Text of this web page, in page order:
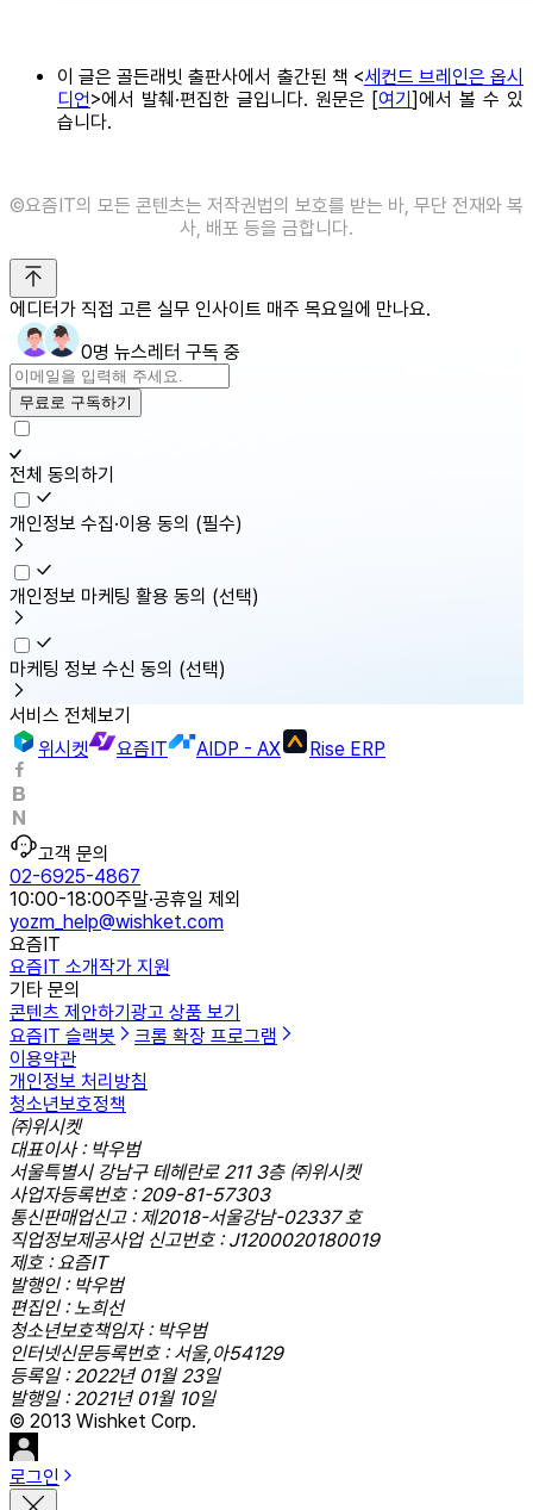
이 글은 골든래빗 출판사에서 출간된 책 <세컨드 브레인은 옵시
디언>에서 발췌·편집한 글입니다. 원문은 [여기]에서 볼 수 있
습니다.
©️요즘IT의 모든 콘텐츠는 저작권법의 보호를 받는 바, 무단 전재와 복
사, 배포 등을 금합니다.
에디터가 직접 고른 실무 인사이트 매주 목요일에 만나요.
0명 뉴스레터 구독 중
무료로 구독하기
전체 동의하기
개인정보 수집·이용 동의 (필수)
개인정보 마케팅 활용 동의 (선택)
마케팅 정보 수신 동의 (선택)
서비스 전체보기
위시켓
요즘IT AIDP - AX Rise ERP
고객 문의
02-6925-4867
10:00-18:00주말·공휴일 제외
yozm_help@wishket.com
요즘IT
요즘IT 소개작가 지원
기타 문의
콘텐츠 제안하기광고 상품 보기
요즘IT 슬랙봇
크롬 확장 프로그램
이용약관
개인정보 처리방침
청소년보호정책
㈜위시켓
대표이사 : 박우범
서울특별시 강남구 테헤란로 211 3층 ㈜위시켓
사업자등록번호 : 209-81-57303
통신판매업신고 : 제2018-서울강남-02337 호
직업정보제공사업 신고번호 : J1200020180019
제호 : 요즘IT
발행인 : 박우범
편집인 : 노희선
청소년보호책임자 : 박우범
인터넷신문등록번호 : 서울,아54129
등록일 : 2022년 01월 23일
발행일 : 2021년 01월 10일
© 2013 Wishket Corp.
로그인